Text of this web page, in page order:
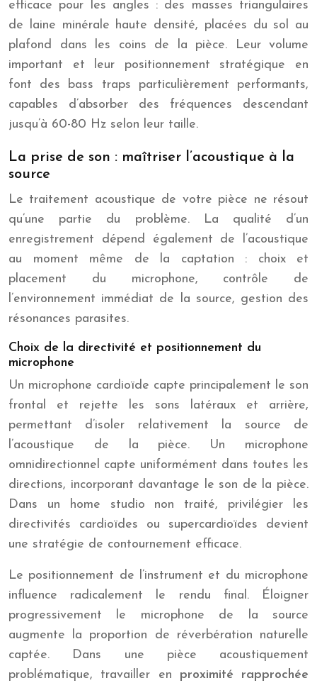
efficace pour les angles : des masses triangulaires
de laine minérale haute densité, placées du sol au
plafond dans les coins de la pièce. Leur volume
important et leur positionnement stratégique en
font des bass traps particulièrement performants,
capables d’absorber des fréquences descendant
jusqu’à 60-80 Hz selon leur taille.
La prise de son : maîtriser l’acoustique à la
source
Le traitement acoustique de votre pièce ne résout
qu’une partie du problème. La qualité d’un
enregistrement dépend également de l’acoustique
au moment même de la captation : choix et
placement du microphone, contrôle de
l’environnement immédiat de la source, gestion des
résonances parasites.
Choix de la directivité et positionnement du
microphone
Un microphone cardioïde capte principalement le son
frontal et rejette les sons latéraux et arrière,
permettant d’isoler relativement la source de
l’acoustique de la pièce. Un microphone
omnidirectionnel capte uniformément dans toutes les
directions, incorporant davantage le son de la pièce.
Dans un home studio non traité, privilégier les
directivités cardioïdes ou supercardioïdes devient
une stratégie de contournement efficace.
Le positionnement de l’instrument et du microphone
influence radicalement le rendu final. Éloigner
progressivement le microphone de la source
augmente la proportion de réverbération naturelle
captée. Dans une pièce acoustiquement
problématique, travailler en proximité rapprochée